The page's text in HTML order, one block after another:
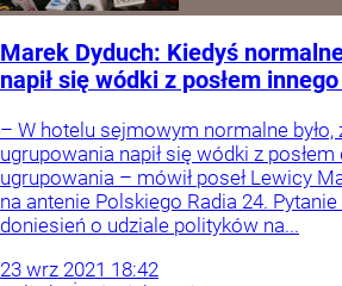
Marek Dyduch: Kiedyś
napił się wódki z posłem
– W hotelu sejmowym normalne było,
ugrupowania napił się wódki z posłem
ugrupowania – mówił poseł Lewicy
na antenie Polskiego Radia 24.
doniesień o udziale polityków na...
23 wrz 2021 18:42